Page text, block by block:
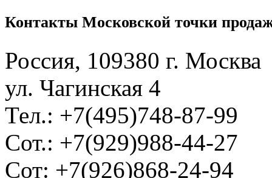
Контакты Московской точки
Россия, 109380 г. Москва
ул. Чагинская 4
Тел.: +7(495)748-87-99
Сот.: +7(929)988-44-27
Сот: +7(926)868-24-94